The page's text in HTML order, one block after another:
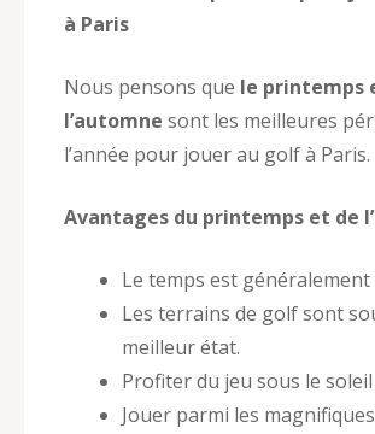
à Paris
Nous pensons que le printemps
l’automne sont les meilleures
l’année pour jouer au golf à Paris.
Avantages du printemps et de
Le temps est généralement
Les terrains de golf sont
meilleur état.
Profiter du jeu sous le
Jouer parmi les